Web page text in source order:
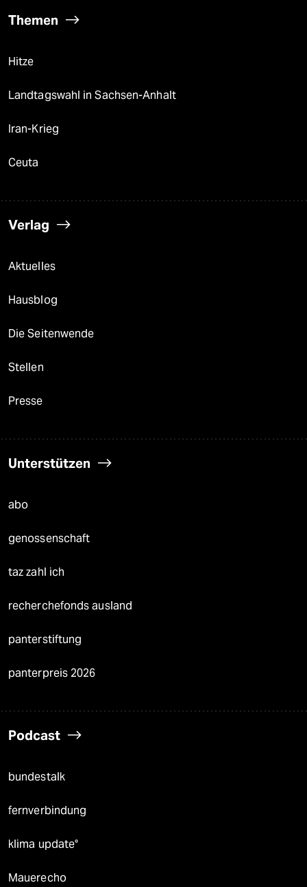
Themen
Hitze
Landtagswahl in Sachsen-Anhalt
Iran-Krieg
Ceuta
Verlag
Aktuelles
Hausblog
Die Seitenwende
Stellen
Presse
Unterstützen
abo
genossenschaft
taz zahl ich
recherchefonds ausland
panterstiftung
panterpreis 2026
Podcast
bundestalk
fernverbindung
klima update°
Mauerecho